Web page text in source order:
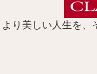
より美しい人生を、